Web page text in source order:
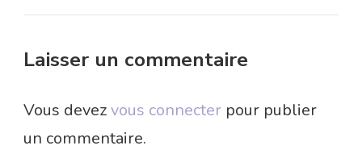
Laisser un commentaire
Vous devezvous connecter pour publier
un commentaire.